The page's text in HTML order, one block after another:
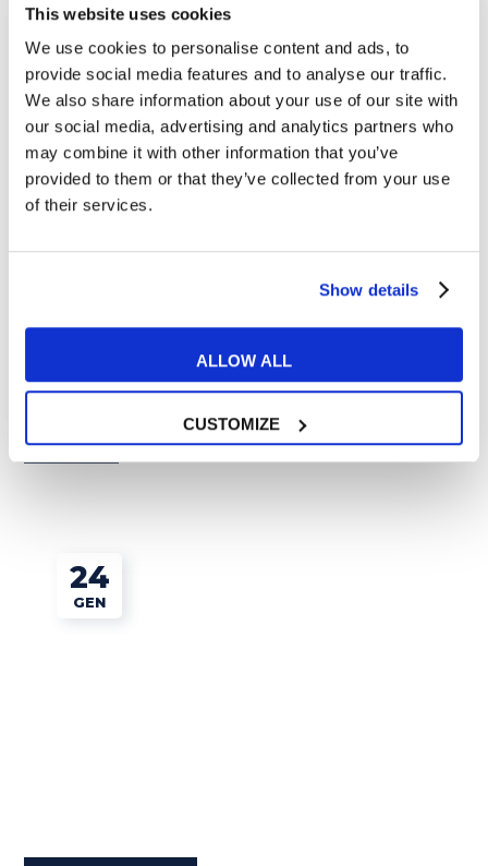
This website uses cookies
We use cookies to personalise content and ads, to
provide social media features and to analyse our traffic.
We also share information about your use of our site with
our social media, advertising and analytics partners who
may combine it with other information that you’ve
provided to them or that they’ve collected from your use
of their services.
Show details
ALLOW ALL
CUSTOMIZE
09
NOV
4 videogiochi per imparare l’inglese
READ MORE
24
GEN